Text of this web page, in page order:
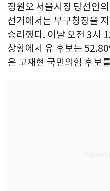
정원오 서울시장 당선인
선거에서는 부구청장을
승리했다. 이날 오전 3시
상황에서 유 후보는
은 고재현 국민의힘 후보